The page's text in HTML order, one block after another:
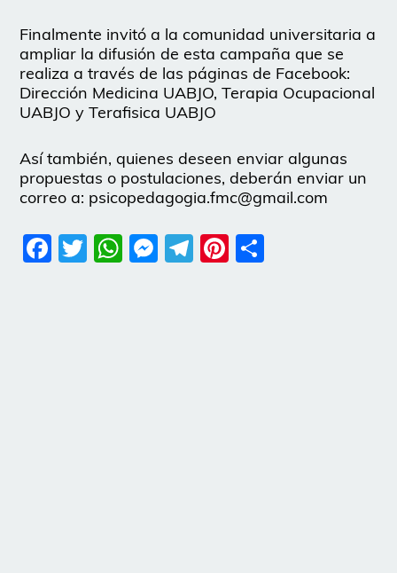
Finalmente invitó a la comunidad universitaria a
ampliar la difusión de esta campaña que se
realiza a través de las páginas de Facebook:
Dirección Medicina UABJO, Terapia Ocupacional
UABJO y Terafisica UABJO
Así también, quienes deseen enviar algunas
propuestas o postulaciones, deberán enviar un
correo a: psicopedagogia.fmc@gmail.com
Facebook
Twitter
WhatsApp
Messenger
Telegram
Pinterest